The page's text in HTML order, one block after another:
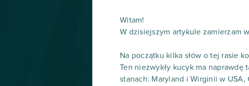
Witam!
W dzisiejszym artykule zamierzam
Na początku kilka słów o tej rasie
Ten niezwykły kucyk ma
stanach: Maryland i Wirginii w